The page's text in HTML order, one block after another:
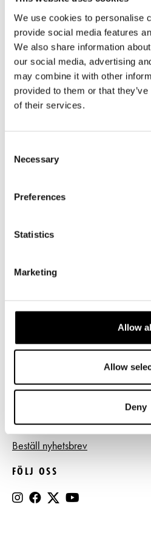
We use cookies to personalise
provide social media features
We also share information
our social media, advertising
may combine it with other
provided to them or that
of their services.
Selection
Necessary
Preferences
Statistics
Marketing
Allow
Allow
Deny
Presentkort
Frågor & svar
Platskarta
Företag
Guidning
Teaterns verksamhet
Ensemble
Historia
Nyhetsbrev
LOGGA IN
09 616 211
info@svenskateatern.fi
BILJETTER
Köp biljetter
Kundtjänst per epost
Norra esplanaden 2
Frågor & svar
Tillgänglighet
Register- och
BESTÄLL NYHETSBREV
Beställ nyhetsbrev
FÖLJ OSS